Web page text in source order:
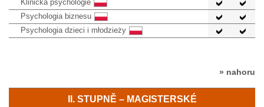
Klinická psychologie
Psychologia biznesu
Psychologia dzieci i młodzieży
» nahoru
II. STUPNĚ – MAGISTERSKÉ